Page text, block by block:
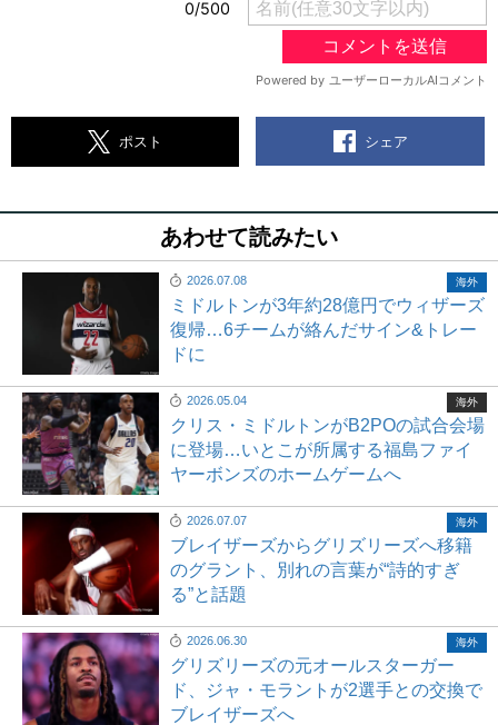
ポスト シェア
あわせて読みたい
2026.07.08
ミドルトンが3年約28億円でウィザーズ
復帰…6チームが絡んだサイン&トレー
ドに
海外
2026.05.04
クリス・ミドルトンがB2POの試合会場
に登場…いとこが所属する福島ファイ
ヤーボンズのホームゲームへ
海外
2026.07.07
ブレイザーズからグリズリーズへ移籍
のグラント、別れの言葉が“詩的すぎ
る”と話題
海外
2026.06.30
グリズリーズの元オールスターガー
ド、ジャ・モラントが2選手との交換で
ブレイザーズへ
海外